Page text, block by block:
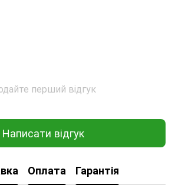
перший відгук
Написати відгук
Оплата Гарантія